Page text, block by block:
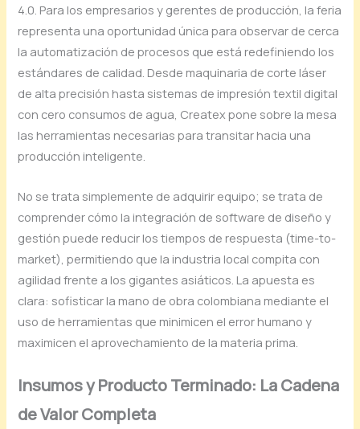
4.0. Para los empresarios y gerentes de producción, la feria
representa una oportunidad única para observar de cerca
la automatización de procesos que está redefiniendo los
estándares de calidad. Desde maquinaria de corte láser
de alta precisión hasta sistemas de impresión textil digital
con cero consumos de agua, Createx pone sobre la mesa
las herramientas necesarias para transitar hacia una
producción inteligente.
No se trata simplemente de adquirir equipo; se trata de
comprender cómo la integración de software de diseño y
gestión puede reducir los tiempos de respuesta (time-to-
market), permitiendo que la industria local compita con
agilidad frente a los gigantes asiáticos. La apuesta es
clara: sofisticar la mano de obra colombiana mediante el
uso de herramientas que minimicen el error humano y
maximicen el aprovechamiento de la materia prima.
Insumos y Producto Terminado: La Cadena
de Valor Completa